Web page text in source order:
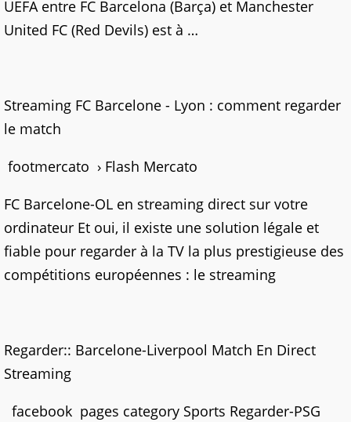
UEFA entre FC Barcelona (Barça) et Manchester
United FC (Red Devils) est à …
Streaming FC Barcelone - Lyon : comment regarder
le match
footmercato › Flash Mercato
FC Barcelone-OL en streaming direct sur votre
ordinateur Et oui, il existe une solution légale et
fiable pour regarder à la TV la plus prestigieuse des
compétitions européennes : le streaming
Regarder:: Barcelone-Liverpool Match En Direct
Streaming
facebook pages category Sports Regarder-PSG